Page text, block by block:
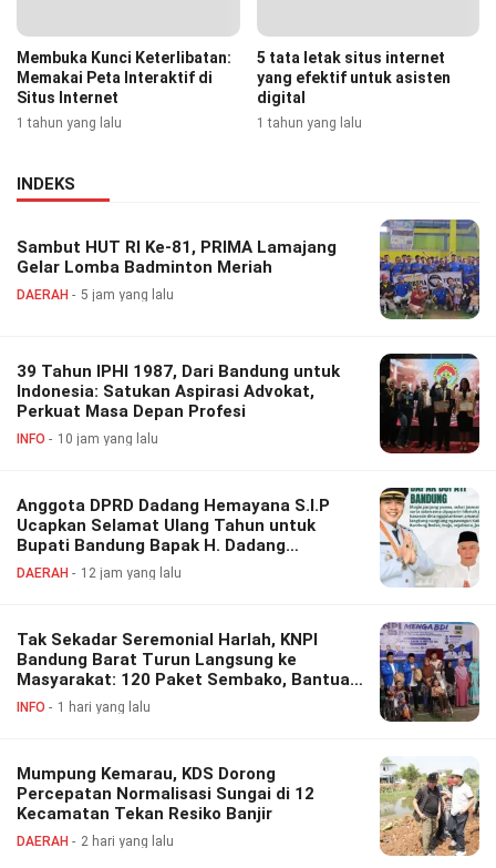
Membuka Kunci Keterlibatan:
Memakai Peta Interaktif di
Situs Internet
1 tahun yang lalu
5 tata letak situs internet
yang efektif untuk asisten
digital
1 tahun yang lalu
INDEKS
Sambut HUT RI Ke-81, PRIMA Lamajang
Gelar Lomba Badminton Meriah
DAERAH 5 jam yang lalu
39 Tahun IPHI 1987, Dari Bandung untuk
Indonesia: Satukan Aspirasi Advokat,
Perkuat Masa Depan Profesi
INFO 10 jam yang lalu
Anggota DPRD Dadang Hemayana S.I.P
Ucapkan Selamat Ulang Tahun untuk
Bupati Bandung Bapak H. Dadang
Supriatna
DAERAH 12 jam yang lalu
Tak Sekadar Seremonial Harlah, KNPI
Bandung Barat Turun Langsung ke
Masyarakat: 120 Paket Sembako, Bantuan
Disabilitas hingga Layanan Kesehatan
INFO 1 hari yang lalu
Mumpung Kemarau, KDS Dorong
Percepatan Normalisasi Sungai di 12
Kecamatan Tekan Resiko Banjir
DAERAH 2 hari yang lalu